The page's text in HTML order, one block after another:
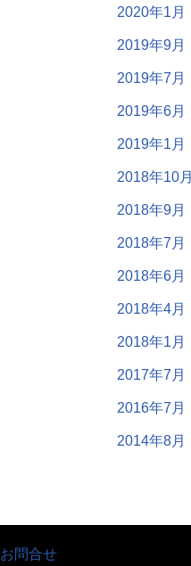
2020年1月
2019年9月
2019年7月
2019年6月
2019年1月
2018年10月
2018年9月
2018年7月
2018年6月
2018年4月
2018年1月
2017年7月
2016年7月
2014年8月
お問合せ